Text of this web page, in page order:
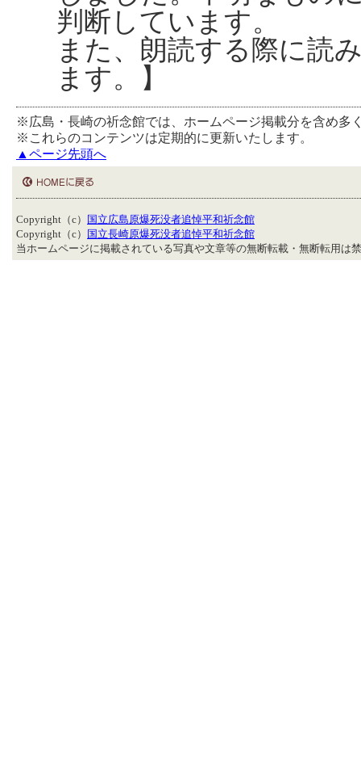
判断しています。
また、朗読する際に読
ます。】
※広島・長崎の祈念館では、ホームページ掲載分を含め多
※これらのコンテンツは定期的に更新いたします。
▲ページ先頭へ
Copyright（c）
国立広島原爆死没者追悼平和祈念館
Copyright（c）
国立長崎原爆死没者追悼平和祈念館
当ホームページに掲載されている写真や文章等の無断転載・無断転用は